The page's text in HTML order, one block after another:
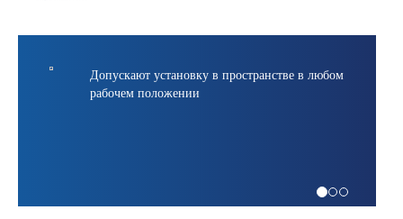
Допускают установку в пространстве в любом
рабочем положении